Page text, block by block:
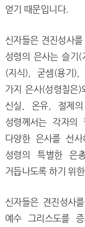
얻기 때문입니다.
신자들은 견진성사
성령의 은사는 슬기
(지식), 굳셈(용기),
가지 은사(성령칠은)
신실, 온유, 절제
성령께서는 각자의
다양한 은사를 선
성령의 특별한 은
거듭나도록 하기 위
신자들은 견진성사
예수 그리스도를